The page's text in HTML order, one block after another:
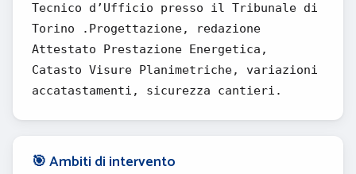
Tecnico d’Ufficio presso il Tribunale di
Torino .Progettazione, redazione
Attestato Prestazione Energetica,
Catasto Visure Planimetriche, variazioni
accatastamenti, sicurezza cantieri.
🎯 Ambiti di intervento